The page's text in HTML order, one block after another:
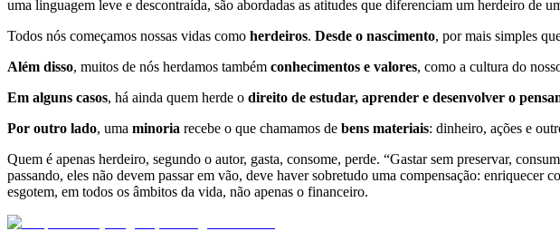
uma linguagem leve e descontraída, são abordadas as atitudes que diferenciam um herdeiro de
Todos nós começamos nossas vidas como herdeiros. Desde o nascimento, por mais simples
Além disso, muitos de nós herdamos também conhecimentos e valores, como a cultura do
Em alguns casos, há ainda quem herde o direito de estudar, aprender e desenvolver o
Por outro lado, uma minoria recebe o que chamamos de bens materiais: dinheiro, ações e
Quem é apenas herdeiro, segundo o autor, gasta, consome, perde. “Gastar sem preservar,
passando, eles não devem passar em vão, deve haver sobretudo uma compensação:
esgotem, em todos os âmbitos da vida, não apenas o financeiro.